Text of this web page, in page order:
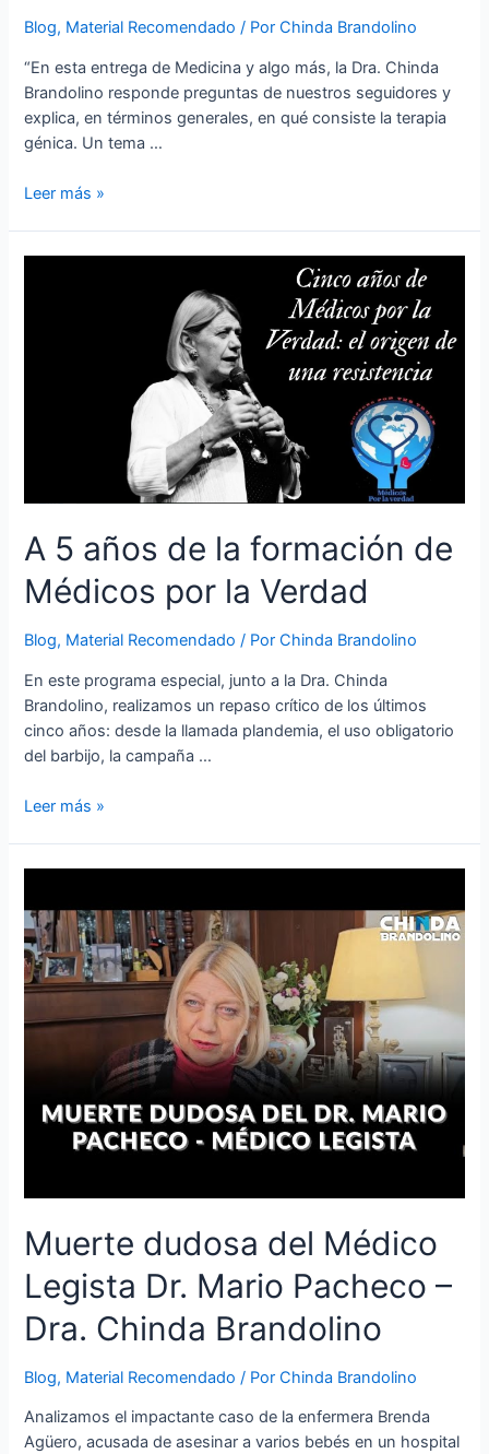
Blog, Material Recomendado / PorChinda Brandolino
“En esta entrega de Medicina y algo más, la Dra. Chinda
Brandolino responde preguntas de nuestros seguidores y
explica, en términos generales, en qué consiste la terapia
génica. Un tema …
Leer más »
A 5 años de la formación de
Médicos por la Verdad
Blog, Material Recomendado / PorChinda Brandolino
En este programa especial, junto a la Dra. Chinda
Brandolino, realizamos un repaso crítico de los últimos
cinco años: desde la llamada plandemia, el uso obligatorio
del barbijo, la campaña …
Leer más »
Muerte dudosa del Médico
Legista Dr. Mario Pacheco –
Dra. Chinda Brandolino
Blog, Material Recomendado / PorChinda Brandolino
Analizamos el impactante caso de la enfermera Brenda
Agüero, acusada de asesinar a varios bebés en un hospital